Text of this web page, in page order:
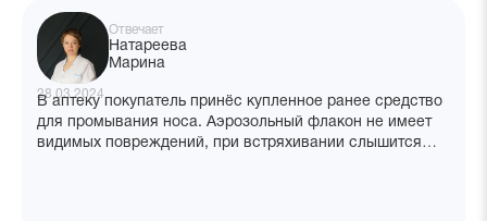
Отвечает
Натареева
Марина
28.03.2024
В аптеку покупатель принёс купленное ранее средство
для промывания носа. Аэрозольный флакон не имеет
видимых повреждений, при встряхивании слышится